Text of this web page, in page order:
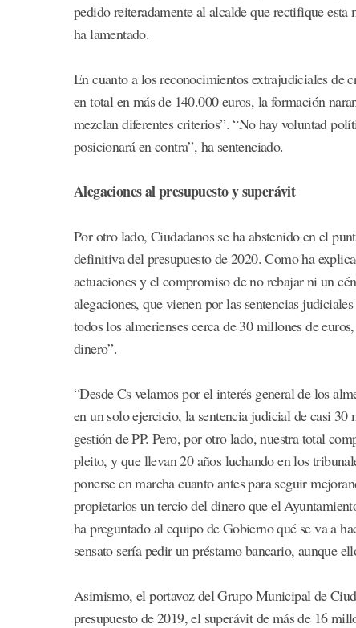
pedido reiteradamente al alcalde que rectifique
ha lamentado.
En cuanto a los reconocimientos extrajudiciales de
en total en más de 140.000 euros, la formación
mezclan diferentes criterios”. “No hay voluntad
posicionará en contra”, ha sentenciado.
Alegaciones al presupuesto y superávit
Por otro lado, Ciudadanos se ha abstenido en el
definitiva del presupuesto de 2020. Como ha
actuaciones y el compromiso de no rebajar ni un
alegaciones, que vienen por las sentencias
todos los almerienses cerca de 30 millones de
dinero”.
“Desde Cs velamos por el interés general de los
en un solo ejercicio, la sentencia judicial de casi
gestión de PP. Pero, por otro lado, nuestra total
pleito, y que llevan 20 años luchando en los
ponerse en marcha cuanto antes para seguir
propietarios un tercio del dinero que el
ha preguntado al equipo de Gobierno qué se va a
sensato sería pedir un préstamo bancario, aunque
Asimismo, el portavoz del Grupo Municipal de
presupuesto de 2019, el superávit de más de 16